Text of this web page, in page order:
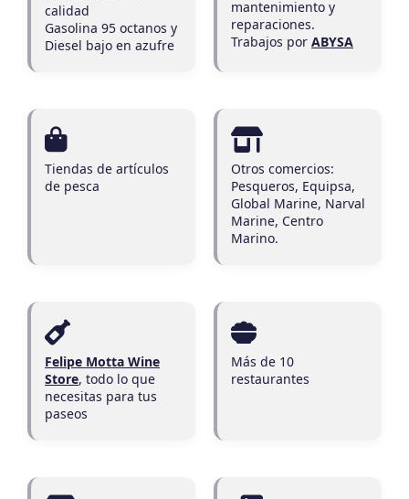
calidad
Gasolina 95 octanos y
Diesel bajo en azufre
mantenimiento y
reparaciones.
Trabajos por ABYSA
Tiendas de artículos
de pesca
Otros comercios:
Pesqueros, Equipsa,
Global Marine, Narval
Marine, Centro
Marino.
Felipe Motta Wine
Store, todo lo que
necesitas para tus
paseos
Más de 10
restaurantes